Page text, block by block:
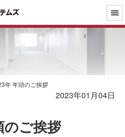
年 年頭のご挨拶
2023年01月04日
ご挨拶